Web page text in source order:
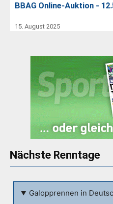
BBAG Online-Auktion -
15. August 2025
Nächste Renntage
Galopprennen in